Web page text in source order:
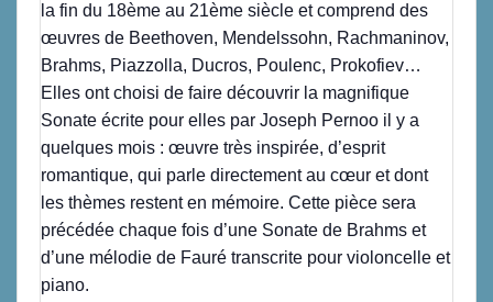
la fin du 18ème au 21ème siècle et comprend des
œuvres de Beethoven, Mendelssohn, Rachmaninov,
Brahms, Piazzolla, Ducros, Poulenc, Prokofiev…
Elles ont choisi de faire découvrir la magnifique
Sonate écrite pour elles par Joseph Pernoo il y a
quelques mois : œuvre très inspirée, d’esprit
romantique, qui parle directement au cœur et dont
les thèmes restent en mémoire. Cette pièce sera
précédée chaque fois d’une Sonate de Brahms et
d’une mélodie de Fauré transcrite pour violoncelle et
piano.